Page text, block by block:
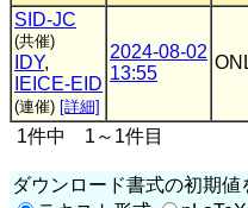
SID-JC
(共催)
IDY,
IEICE-EID
(連催) [詳細]
2024-08-02
13:55
1件中 1～1件目
ダウンロード書式の初期